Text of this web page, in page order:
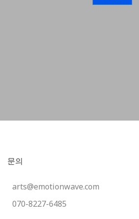
문의
arts@emotionwave.com
070-8227-6485